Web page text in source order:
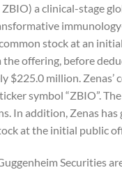
ZBIO) a clinical-stage
stock at an
the offering, before
$225.0 million.
symbol “ZBIO”.
In addition, Zenas
at the initial public
Securities